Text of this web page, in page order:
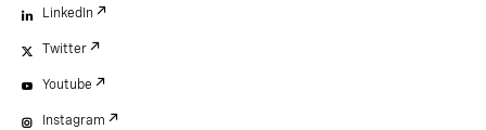
LinkedIn
Twitter
Youtube
Instagram